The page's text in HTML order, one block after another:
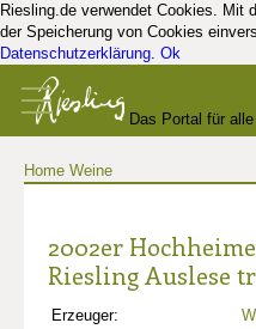
Riesling.de verwendet Cookies. Mit
der Speicherung von Cookies
Datenschutzerklärung. Ok
Das Portal für
Home Weine
2002er
Riesling Auslese
Erzeuger: